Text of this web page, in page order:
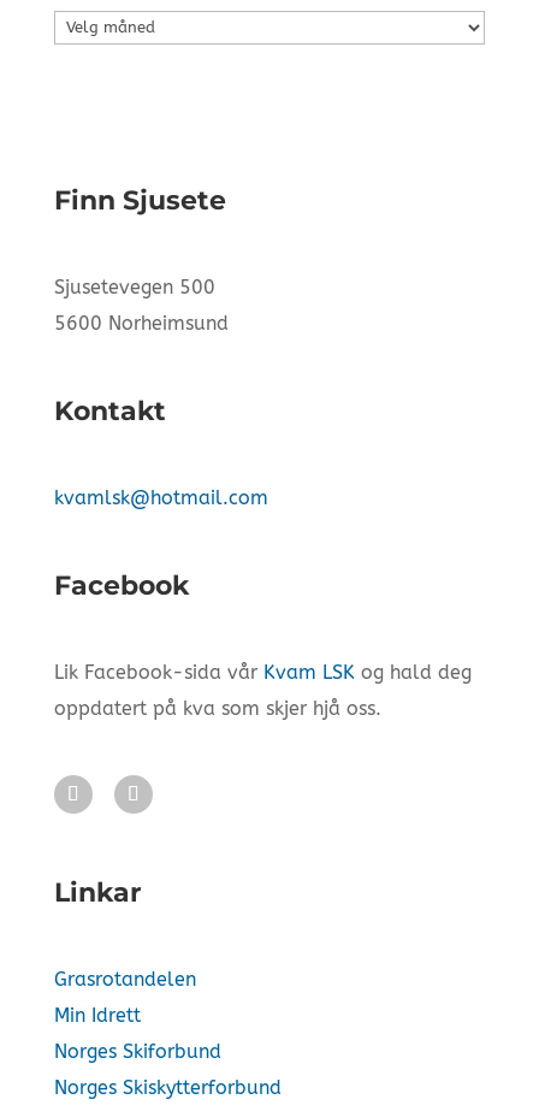
Arkiv
Finn Sjusete
Sjusetevegen 500
5600 Norheimsund
Kontakt
kvamlsk@hotmail.com
Facebook
Lik Facebook-sida vår Kvam LSKog hald deg
oppdatert på kva som skjer hjå oss.
Linkar
Grasrotandelen
Min Idrett
Norges Skiforbund
Norges Skiskytterforbund